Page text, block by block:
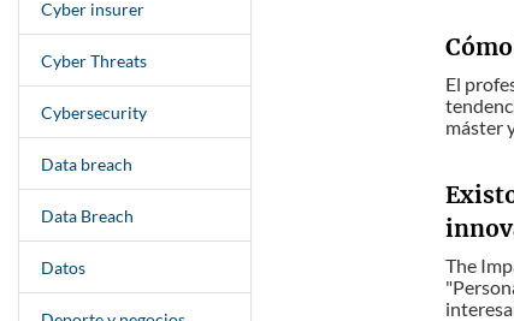
Cyber insurer
Cyber Threats
Cybersecurity
Data breach
Data Breach
Datos
El
máster
The